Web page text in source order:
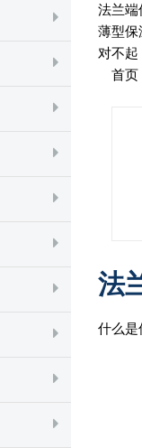
法兰端
薄型保
对不起
首
法
什么是